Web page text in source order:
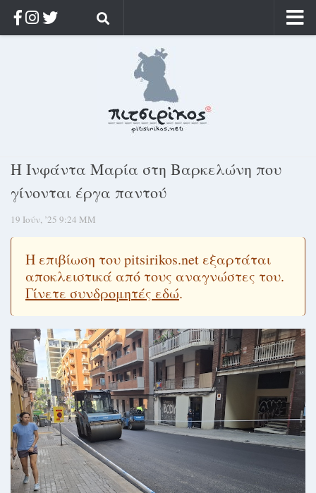
Στοχασμοί & αποφθέγματα
Διαφήμιση
Γίνετε συνδρομητής
Log in
Η Ινφάντα Μαρία στη Βαρκελώνη που
γίνονται έργα παντού
19 Ιούν, ’25 9:24 ΜΜ
Η επιβίωση του pitsirikos.net εξαρτάται
αποκλειστικά από τους αναγνώστες του.
Γίνετε συνδρομητές εδώ.